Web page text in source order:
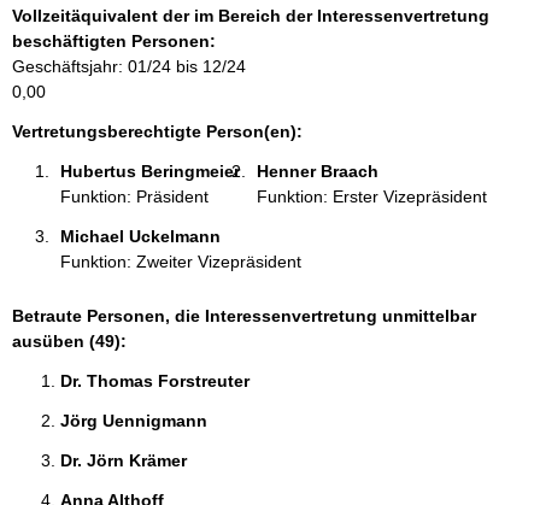
i
o
n
e
n
Vollzeitäquivalent der im Bereich der Interessenvertretung
beschäftigten Personen:
Geschäftsjahr: 01/24 bis 12/24
0,00
Vertretungsberechtigte Person(en):
Hubertus Beringmeier
Funktion: Präsident
Henner Braach
Funktion: Erster Vizepräsident
Michael Uckelmann
Funktion: Zweiter Vizepräsident
Betraute Personen, die Interessenvertretung unmittelbar
ausüben (49):
Dr. Thomas Forstreuter
Jörg Uennigmann
Dr. Jörn Krämer
Anna Althoff